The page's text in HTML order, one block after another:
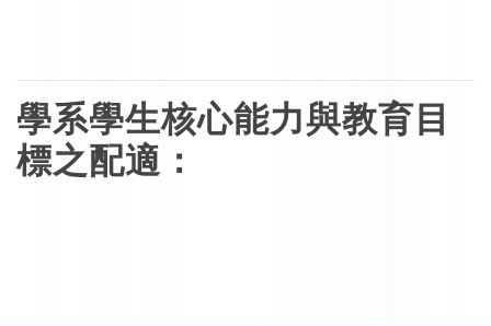
學系學生核心能力與教育目
標之配適：